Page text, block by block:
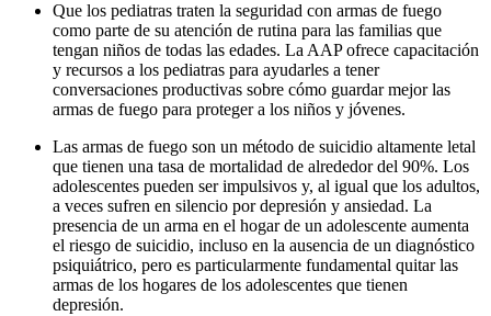
Que los pediatras traten la seguridad con armas de fuego
como parte de su atención de rutina para las familias que
tengan niños de todas las edades. La AAP ofrece capacitación
y recursos a los pediatras para ayudarles a tener
conversaciones productivas sobre cómo guardar mejor las
armas de fuego para proteger a los niños y jóvenes.
Las armas de fuego son un método de suicidio altamente letal
que tienen una tasa de mortalidad de alrededor del 90%. Los
adolescentes pueden ser impulsivos y, al igual que los adultos,
a veces sufren en silencio por depresión y ansiedad. La
presencia de un arma en el hogar de un adolescente aumenta
el riesgo de suicidio, incluso en la ausencia de un diagnóstico
psiquiátrico, pero es particularmente fundamental quitar las
armas de los hogares de los adolescentes que tienen
depresión.